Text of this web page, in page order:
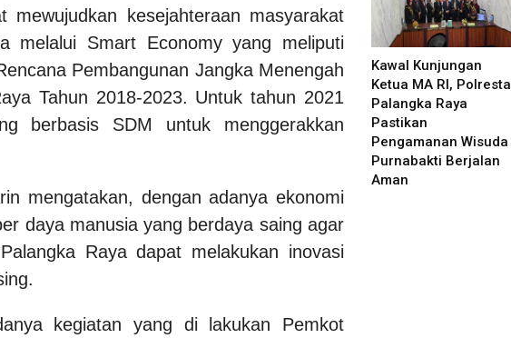
kesejahteraan masyarakat
melalui Smart Economy yang meliputi
Pembangunan Jangka Menengah
Tahun 2018-2023. Untuk tahun 2021
berbasis SDM untuk menggerakkan
mengatakan, dengan adanya ekonomi
daya manusia yang berdaya saing agar
Raya dapat melakukan inovasi
kegiatan yang di lakukan Pemkot
Kawal Kunjungan
Ketua MA RI, Polresta
Palangka Raya
Pastikan
Pengamanan Wisuda
Purnabakti Berjalan
Aman